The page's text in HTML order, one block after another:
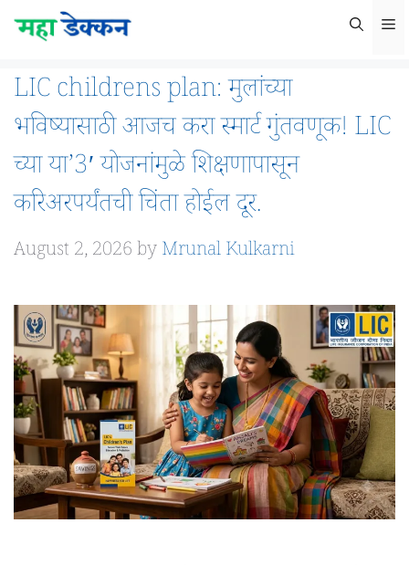
Skip
LIC childrens plan: मुलांच्या
भविष्यासाठी आजच करा स्मार्ट गुंतवणूक! LIC
च्या या’3′ योजनांमुळे शिक्षणापासून
करिअरपर्यंतची चिंता होईल दूर.
August 2, 2026byMrunal Kulkarni